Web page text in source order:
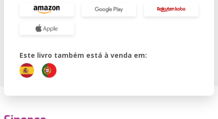
Este livro também está à venda em: